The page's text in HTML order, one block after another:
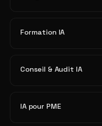
Formation IA
Conseil & Audit IA
IA pour PME